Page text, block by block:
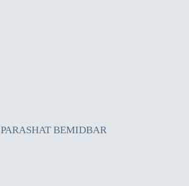
PARASHAT BEMIDBAR